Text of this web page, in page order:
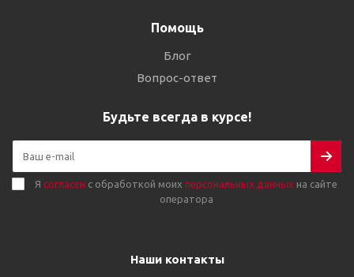
Помощь
Блог
Вопрос-ответ
Будьте всегда в курсе!
Я согласен с обработкой моих персональных данных на сайте
оператора
Наши контакты